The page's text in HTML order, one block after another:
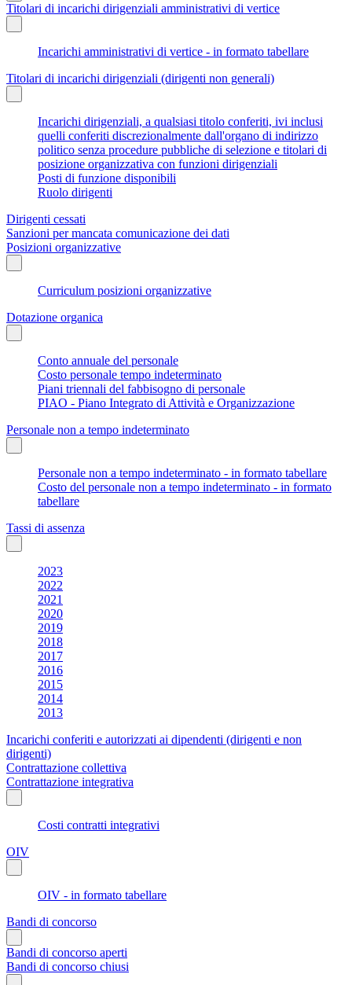
Titolari di incarichi dirigenziali amministrativi di vertice
Incarichi amministrativi di vertice - in formato tabellare
Titolari di incarichi dirigenziali (dirigenti non generali)
Incarichi dirigenziali, a qualsiasi titolo conferiti, ivi inclusi
quelli conferiti discrezionalmente dall'organo di indirizzo
politico senza procedure pubbliche di selezione e titolari di
posizione organizzativa con funzioni dirigenziali
Posti di funzione disponibili
Ruolo dirigenti
Dirigenti cessati
Sanzioni per mancata comunicazione dei dati
Posizioni organizzative
Curriculum posizioni organizzative
Dotazione organica
Conto annuale del personale
Costo personale tempo indeterminato
Piani triennali del fabbisogno di personale
PIAO - Piano Integrato di Attività e Organizzazione
Personale non a tempo indeterminato
Personale non a tempo indeterminato - in formato tabellare
Costo del personale non a tempo indeterminato - in formato
tabellare
Tassi di assenza
2023
2022
2021
2020
2019
2018
2017
2016
2015
2014
2013
Incarichi conferiti e autorizzati ai dipendenti (dirigenti e non
dirigenti)
Contrattazione collettiva
Contrattazione integrativa
Costi contratti integrativi
OIV
OIV - in formato tabellare
Bandi di concorso
Bandi di concorso aperti
Bandi di concorso chiusi